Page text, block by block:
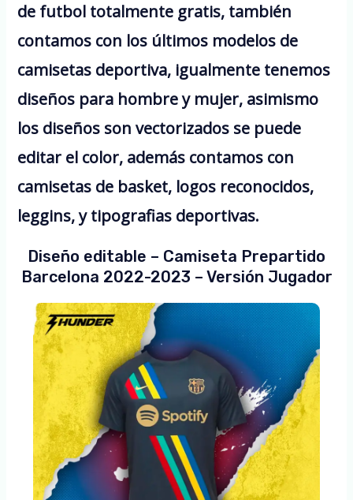
de futbol totalmente gratis, también
contamos con los últimos modelos de
camisetas deportiva, igualmente tenemos
diseños para hombre y mujer, asimismo
los diseños son vectorizados se puede
editar el color, además contamos con
camisetas de basket, logos reconocidos,
leggins, y tipografias deportivas.
Diseño editable – Camiseta Prepartido
Barcelona 2022-2023 – Versión Jugador